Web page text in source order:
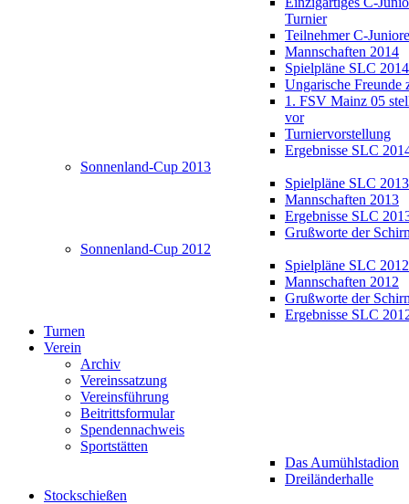
Turnier
Teilnehmer C-
Mannschaften 2014
Spielpläne SLC 2014
Ungarische Freunde
1. FSV Mainz 05
vor
Turniervorstellung
Ergebnisse SLC
Sonnenland-Cup 2013
Spielpläne SLC 2013
Mannschaften 2013
Ergebnisse SLC
Grußworte der
Sonnenland-Cup 2012
Spielpläne SLC 2012
Mannschaften 2012
Grußworte der
Ergebnisse SLC
Turnen
Verein
Archiv
Vereinssatzung
Vereinsführung
Beitrittsformular
Spendennachweis
Sportstätten
Das Aumühlstadion
Dreiländerhalle
Stockschießen